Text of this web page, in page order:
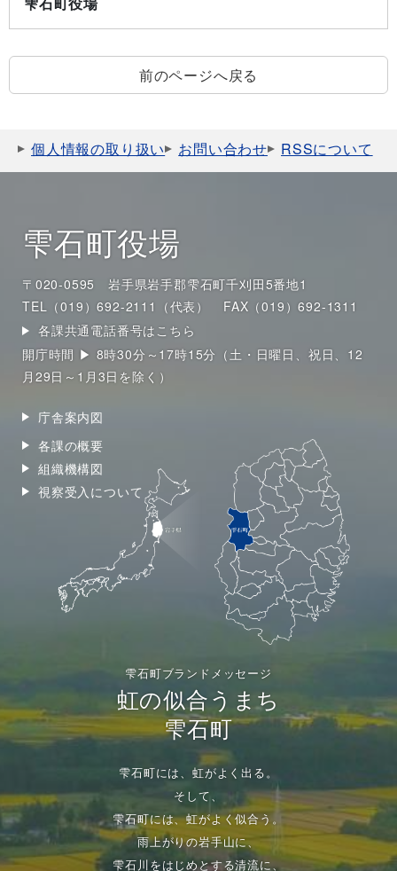
前のページへ戻る
個人情報の取り扱い お問い合わせ RSSについて
雫石町役場
〒020-0595 岩手県岩手郡雫石町千刈田5番地1
TEL（019）692-2111（代表）
FAX（019）692-1311
各課共通電話番号はこちら
開庁時間 ▶ 8時30分～17時15分（土・日曜日、祝日、12
月29日～1月3日を除く）
庁舎案内図
各課の概要
組織機構図
視察受入について
雫石町ブランドメッセージ
虹の似合うまち
雫石町
雫石町には、虹がよく出る。
そして、
雫石町には、虹がよく似合う。
雨上がりの岩手山に、
雫石川をはじめとする清流に、